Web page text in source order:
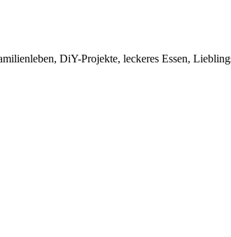
DiY-Projekte, leckeres Essen,